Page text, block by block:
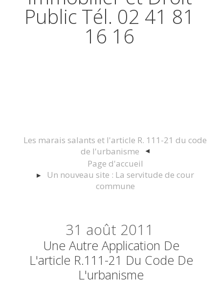
Public Tél. 02 41 81
16 16
Les marais salants et l'article R. 111-21 du code
de l'urbanisme
Page d'accueil
Un nouveau site : La servitude de cour
commune
31 août 2011
Une Autre Application De
L'article R.111-21 Du Code De
L'urbanisme